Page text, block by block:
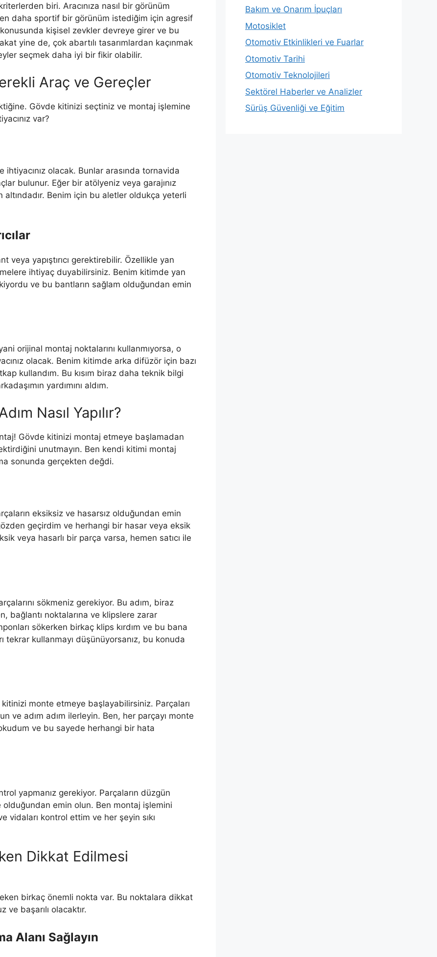
biri. Aracınıza nasıl bir görünüm
daha sportif bir görünüm istediğim için agresif
kişisel zevkler devreye girer ve bu
yine de, çok abartılı tasarımlardan kaçınmak
seçmek daha iyi bir fikir olabilir.
Araç ve Gereçler
Gövde kitinizi seçtiniz ve montaj işlemine
var?
olacak. Bunlar arasında tornavida
bulunur. Eğer bir atölyeniz veya garajınız
Benim için bu aletler oldukça yeterli
veya yapıştırıcı gerektirebilir. Özellikle yan
ihtiyaç duyabilirsiniz. Benim kitimde yan
ve bu bantların sağlam olduğundan emin
orijinal montaj noktalarını kullanmıyorsa, o
olacak. Benim kitimde arka difüzör için bazı
kullandım. Bu kısım biraz daha teknik bilgi
yardımını aldım.
Nasıl Yapılır?
Gövde kitinizi montaj etmeye başlamadan
unutmayın. Ben kendi kitimi montaj
sonunda gerçekten değdi.
eksiksiz ve hasarsız olduğundan emin
geçirdim ve herhangi bir hasar veya eksik
veya hasarlı bir parça varsa, hemen satıcı ile
sökmeniz gerekiyor. Bu adım, biraz
bağlantı noktalarına ve klipslere zarar
sökerken birkaç klips kırdım ve bu bana
kullanmayı düşünüyorsanız, bu konuda
monte etmeye başlayabilirsiniz. Parçaları
ve adım adım ilerleyin. Ben, her parçayı monte
ve bu sayede herhangi bir hata
yapmanız gerekiyor. Parçaların düzgün
emin olun. Ben montaj işlemini
vidaları kontrol ettim ve her şeyin sıkı
Dikkat Edilmesi
birkaç önemli nokta var. Bu noktalara dikkat
başarılı olacaktır.
Alanı Sağlayın
Bakım ve Onarım İpuçları
Motosiklet
Otomotiv Etkinlikleri ve Fuarlar
Otomotiv Tarihi
Otomotiv Teknolojileri
Sektörel Haberler ve Analizler
Sürüş Güvenliği ve Eğitim